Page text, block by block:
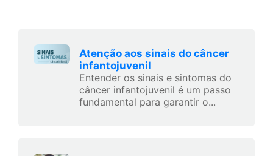
Atenção aos sinais do câncer
infantojuvenil
Entender os sinais e sintomas do
câncer infantojuvenil é um passo
fundamental para garantir o...